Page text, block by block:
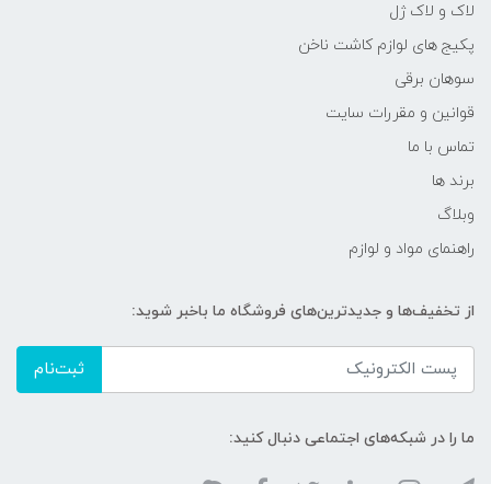
لاک و لاک ژل
پکیج های لوازم کاشت ناخن
سوهان برقی
قوانین و مقررات سایت
تماس با ما
برند ها
وبلاگ
راهنمای مواد و لوازم
از تخفیف‌ها و جدیدترین‌های فروشگاه ما باخبر شوید:
ثبت‌نام
ما را در شبکه‌های اجتماعی دنبال کنید: